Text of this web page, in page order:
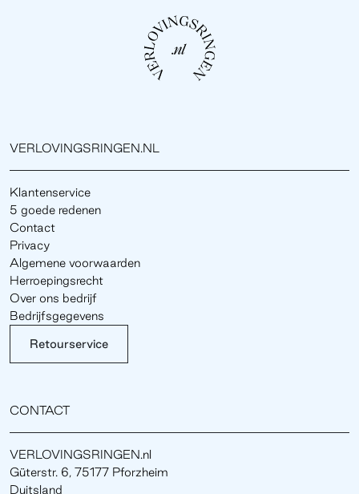
VERLOVINGSRINGEN.NL
Klantenservice
5 goede redenen
Contact
Privacy
Algemene voorwaarden
Herroepingsrecht
Over ons bedrijf
Bedrijfsgegevens
Retourservice
CONTACT
VERLOVINGSRINGEN.nl
Güterstr. 6, 75177 Pforzheim
Duitsland